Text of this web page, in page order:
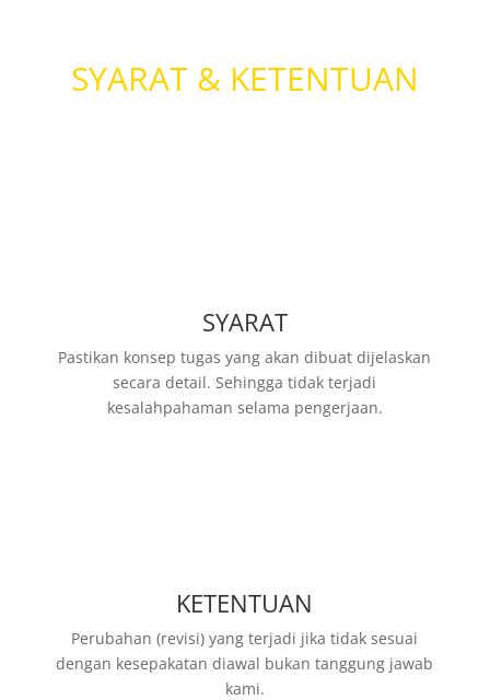
SYARAT & KETENTUAN
SYARAT
Pastikan konsep tugas yang akan dibuat dijelaskan
secara detail. Sehingga tidak terjadi
kesalahpahaman selama pengerjaan.
KETENTUAN
Perubahan (revisi) yang terjadi jika tidak sesuai
dengan kesepakatan diawal bukan tanggung jawab
kami.